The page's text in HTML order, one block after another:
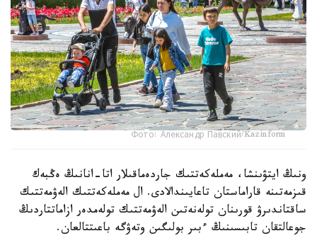
Фото: Александр Павский/Kazinform
ونىڭ ايتۋىنشا، مەملەكەتتىك جاردەماقىلار اتا-انانىڭ ەڭبەك
قىزمەتىنە قاراماستان تاعايىندالادى. ال مەملەكەتتىك الەۋمەتتىك
ساقتاندىرۋ قورىنان تولەنەتىن الەۋمەتتىك تولەمدەر ازاماتتاردىڭ
جوعالتقان تابىسىنىڭ ءبىر بولىگىن وتەۋگە باعىتتالعان.